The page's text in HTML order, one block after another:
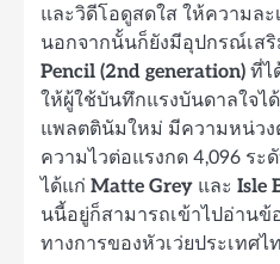
และวิดีโอดูสดใส ให้ความล
นอกจากนั้นก็ยังมีอุปกรณ์เสริ
Pencil (2nd generation) ที่ไ
ให้ผู้ใช้บันทึกแรงบันดาลใจไ
แพลตตินัมใหม่ มีความหน่วง
ความไวต่อแรงกด 4,096 ระ
ได้แก่ Matte Grey และ Isle
นนี้อยู่ก็สามารถเข้าไปอ่านข้
ทางการของหัวเว่ยประเทศไ